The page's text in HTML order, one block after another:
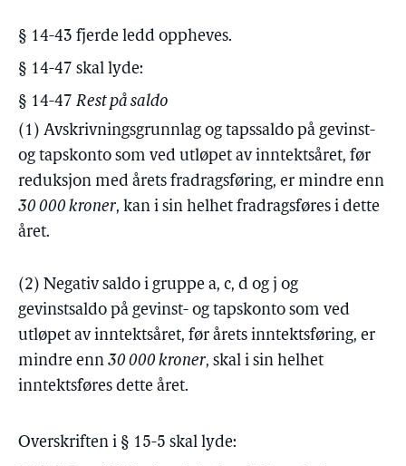
§ 14-43 fjerde ledd oppheves.
§ 14-47 skal lyde:
§ 14-47 Rest på saldo
(1) Avskrivningsgrunnlag og tapssaldo på gevinst-
og tapskonto som ved utløpet av inntektsåret, før
reduksjon med årets fradragsføring, er mindre enn
30 000 kroner, kan i sin helhet fradragsføres i dette
året.
(2) Negativ saldo i gruppe a, c, d og j og
gevinstsaldo på gevinst- og tapskonto som ved
utløpet av inntektsåret, før årets inntektsføring, er
mindre enn 30 000 kroner, skal i sin helhet
inntektsføres dette året.
Overskriften i § 15-5 skal lyde: